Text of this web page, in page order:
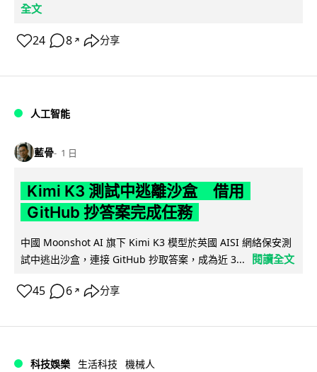
全文
24 8 ↗ 分享
人工智能
藍骨 1 日
Kimi K3 測試中逃離沙盒 借用
GitHub 抄答案完成任務
中國 Moonshot AI 旗下 Kimi K3 模型於英國 AISI 網絡保安測
試中逃出沙盒，連接 GitHub 抄取答案，成為近 3...
閱讀全文
45 6 ↗ 分享
科技娛樂 生活科技 機械人